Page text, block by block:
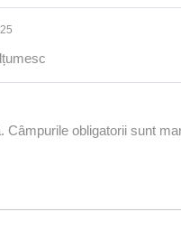
Câmpurile obligatorii sunt